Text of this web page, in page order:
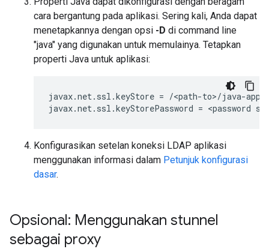
cara bergantung pada aplikasi. Sering kali, Anda dapat
menetapkannya dengan opsi -D di command line
"java" yang digunakan untuk memulainya. Tetapkan
properti Java untuk aplikasi:
javax.net.ssl.keyStore = /<path-to>/java-
Konfigurasikan setelan koneksi LDAP aplikasi
menggunakan informasi dalam Petunjuk konfigurasi
dasar.
Opsional: Menggunakan stunnel
sebagai proxy